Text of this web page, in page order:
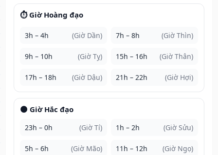
⏱️ Giờ Hoàng đạo
3h – 4h (Giờ Dần) 7h – 8h (Giờ Thìn)
9h – 10h (Giờ Tỵ) 15h – 16h (Giờ Thân)
17h – 18h (Giờ Dậu) 21h – 22h (Giờ Hợi)
🌑 Giờ Hắc đạo
23h – 0h (Giờ Tí) 1h – 2h (Giờ Sửu)
5h – 6h (Giờ Mão) 11h – 12h (Giờ Ngọ)